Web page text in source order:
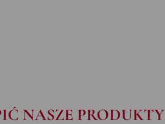
NASZE PRODUKTY